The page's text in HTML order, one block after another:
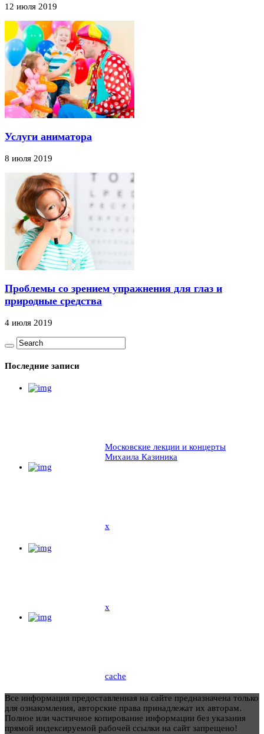
12 июля 2019
Услуги аниматора
8 июля 2019
Проблемы со зрением упражнения для глаз и
природные средства
4 июля 2019
Последние записи
Московские лекции и концерты
Михаила Казиника
x
x
cache
Все информация предоставленная на сайте предназначена только
для ознакомления, авторские права принадлежат их авторам.
Полное или частичное копирование информации без указания
прямой индексируемой рабочей ссылки на сайт запрещено!